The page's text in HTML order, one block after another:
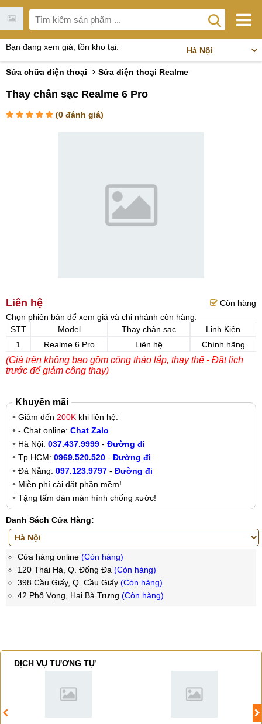
Bạn đang xem giá, tồn kho tại:
Sửa chữa điện thoại Sửa điện thoại Realme
Thay chân sạc Realme 6 Pro
(0 đánh giá)
Liên hệ
Còn hàng
Chọn phiên bản để xem giá và chi nhánh còn hàng:
STT
Model Thay chân sạc
Linh Kiện
1
Realme 6 Pro Liên hệ Chính hãng
(Giá trên không bao gồm công tháo lắp, thay thế - Đặt lịch
trước để giảm công thay)
Khuyến mãi
Giảm đến 200K khi liên hệ:
- Chat online: Chat Zalo
Hà Nội: 037.437.9999 - Đường đi
Tp.HCM: 0969.520.520 - Đường đi
Đà Nẵng: 097.123.9797 - Đường đi
Miễn phí cài đặt phần mềm!
Tặng tấm dán màn hình chống xước!
Danh Sách Cửa Hàng:
Cửa hàng online (Còn hàng)
120 Thái Hà, Q. Đống Đa (Còn hàng)
398 Cầu Giấy, Q. Cầu Giấy (Còn hàng)
42 Phố Vọng, Hai Bà Trưng (Còn hàng)
DỊCH VỤ TƯƠNG TỰ